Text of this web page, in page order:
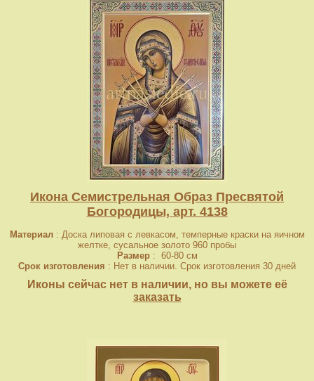
Икона Семистрельная Образ Пресвятой
Богородицы, арт. 4138
Материал: Доска липовая с левкасом, темперные краски на яичном
желтке, сусальное золото 960 пробы
Размер: 60-80 см
Срок изготовления : Нет в наличии. Срок изготовления 30 дней
Иконы сейчас нет в наличии, но вы можете её
заказать